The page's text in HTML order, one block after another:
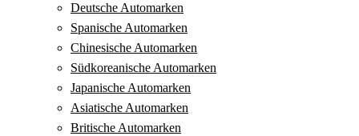
Deutsche Automarken
Spanische Automarken
Chinesische Automarken
Südkoreanische Automarken
Japanische Automarken
Asiatische Automarken
Britische Automarken